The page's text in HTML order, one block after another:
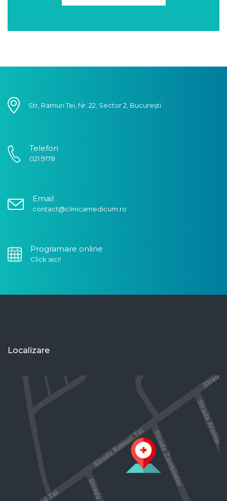
Str, Ramuri Tei, Nr. 22, Sector 2, București
Telefon
021.9178
Email
contact@clinicamedicum.ro
Programare online
Click aici!
Localizare